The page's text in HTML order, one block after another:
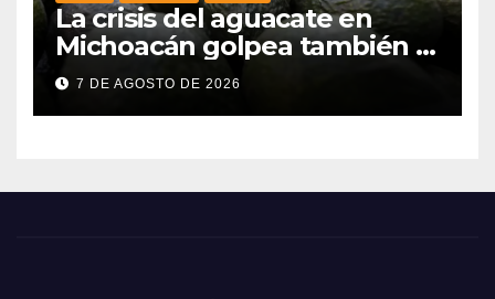
La crisis del aguacate en
Michoacán golpea también a
productores de Guanajuato
7 DE AGOSTO DE 2026